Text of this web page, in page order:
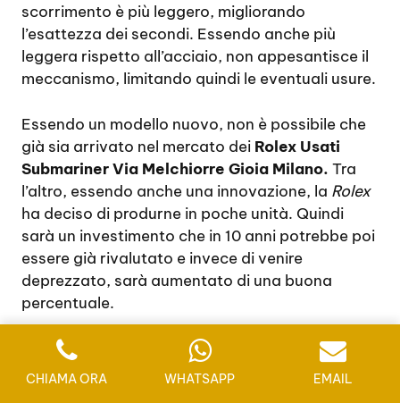
scorrimento è più leggero, migliorando
l’esattezza dei secondi. Essendo anche più
leggera rispetto all’acciaio, non appesantisce il
meccanismo, limitando quindi le eventuali usure.
Essendo un modello nuovo, non è possibile che
già sia arrivato nel mercato dei Rolex Usati
Submariner Via Melchiorre Gioia Milano. Tra
l’altro, essendo anche una innovazione, la Rolex
ha deciso di produrne in poche unità. Quindi
sarà un investimento che in 10 anni potrebbe poi
essere già rivalutato e invece di venire
deprezzato, sarà aumentato di una buona
percentuale.
Chiunque voglia investire in un capitale che
sicuramente avrà un buon aumento e un
CHIAMA ORA WHATSAPP EMAIL